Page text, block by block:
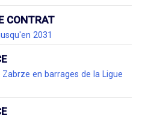
CONTRAT
2031
en barrages de la Ligue